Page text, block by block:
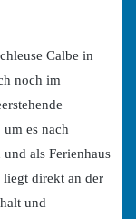
Calbe in
noch im
es nach
als Ferienhaus
liegt direkt an der
und